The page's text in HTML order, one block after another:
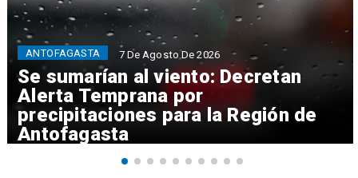
Se sumarían al viento: Decretan
Alerta Temprana por
precipitaciones para la Región de
Antofagasta
ANTOFAGASTA 7 De Agosto De 2026